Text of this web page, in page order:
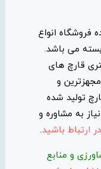
انواع
می باشد.
قارچ های
و
تولید شده
به مشاوره و
ارتباط باشید.
و منابع